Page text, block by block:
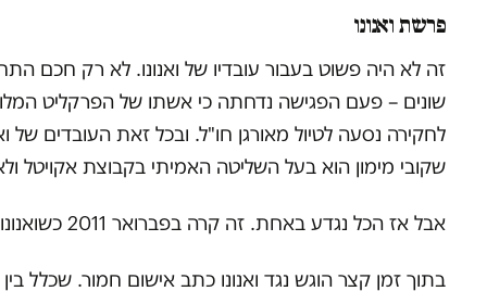
פרשת ואנונו
זה לא היה פשוט בעבור עובדיו של ואנונו. לא רק חכם
שונים – פעם הפגישה נדחתה כי אשתו של הפרקליט
לחקירה נסעה לטיול מאורגן חו"ל. ובכל זאת העובדים של
שקובי מימון הוא בעל השליטה האמיתי בקבוצת אקויטל
אבל אז הכל נגדע באחת. זה קרה בפברואר 2011 כשואנונו נעצר ופרשת רשות המסים 2 התפוצצה.
בתוך זמן קצר הוגש נגד ואנונו כתב אישום חמור. שכלל